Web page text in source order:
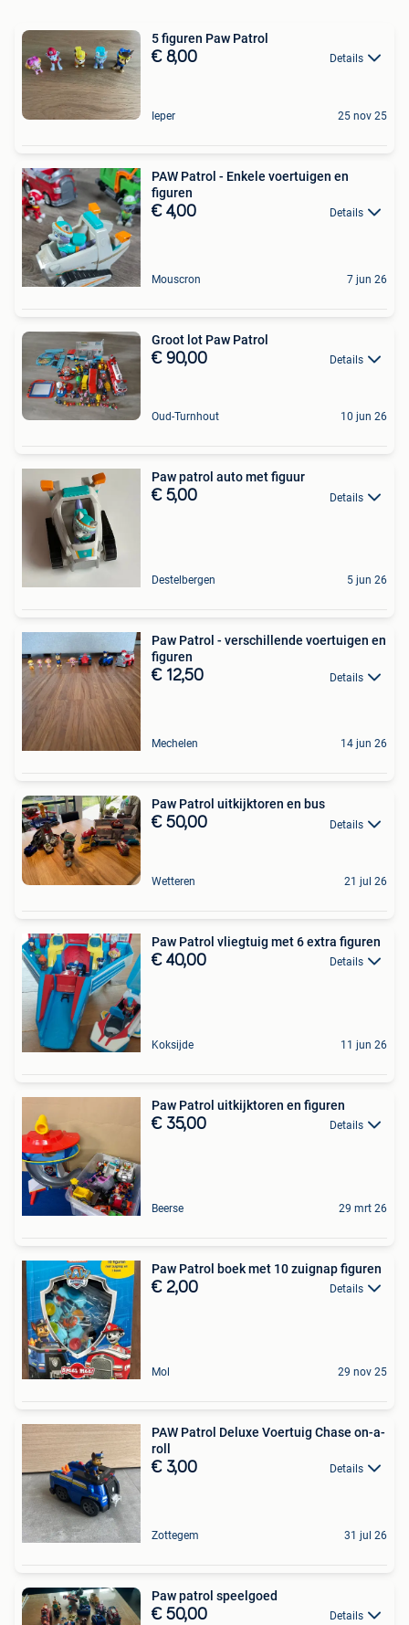
5 figuren Paw Patrol
€ 8,00 Details
Ieper 25 nov 25
PAW Patrol - Enkele voertuigen en
figuren
€ 4,00 Details
Mouscron 7 jun 26
Groot lot Paw Patrol
€ 90,00 Details
Oud-Turnhout 10 jun 26
Paw patrol auto met figuur
€ 5,00 Details
Destelbergen 5 jun 26
Paw Patrol - verschillende voertuigen en
figuren
€ 12,50 Details
Mechelen 14 jun 26
Paw Patrol uitkijktoren en bus
€ 50,00 Details
Wetteren 21 jul 26
Paw Patrol vliegtuig met 6 extra figuren
€ 40,00 Details
Koksijde 11 jun 26
Paw Patrol uitkijktoren en figuren
€ 35,00 Details
Beerse 29 mrt 26
Paw Patrol boek met 10 zuignap figuren
€ 2,00 Details
Mol 29 nov 25
PAW Patrol Deluxe Voertuig Chase on-a-
roll
€ 3,00 Details
Zottegem 31 jul 26
Paw patrol speelgoed
€ 50,00 Details